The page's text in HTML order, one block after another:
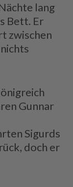
lang
Bett. Er
zwischen
Gunnar
Sigurds
doch er